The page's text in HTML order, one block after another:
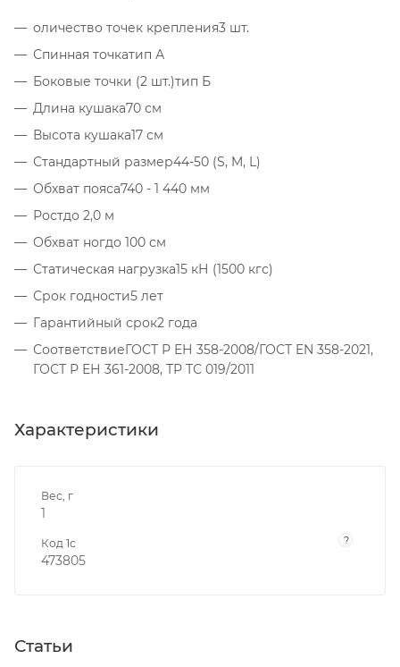
оличество точек крепления3 шт.
Спинная точкатип А
Боковые точки (2 шт.)тип Б
Длина кушака70 см
Высота кушака17 см
Стандартный размер44-50 (S, M, L)
Обхват пояса740 - 1 440 мм
Ростдо 2,0 м
Обхват ногдо 100 см
Статическая нагрузка15 кН (1500 кгс)
Срок годности5 лет
Гарантийный срок2 года
СоответствиеГОСТ Р ЕН 358-2008/ГОСТ EN 358-2021,
ГОСТ Р ЕН 361-2008, ТР ТС 019/2011
Характеристики
Вес, г
1
Код 1с ?
473805
Статьи